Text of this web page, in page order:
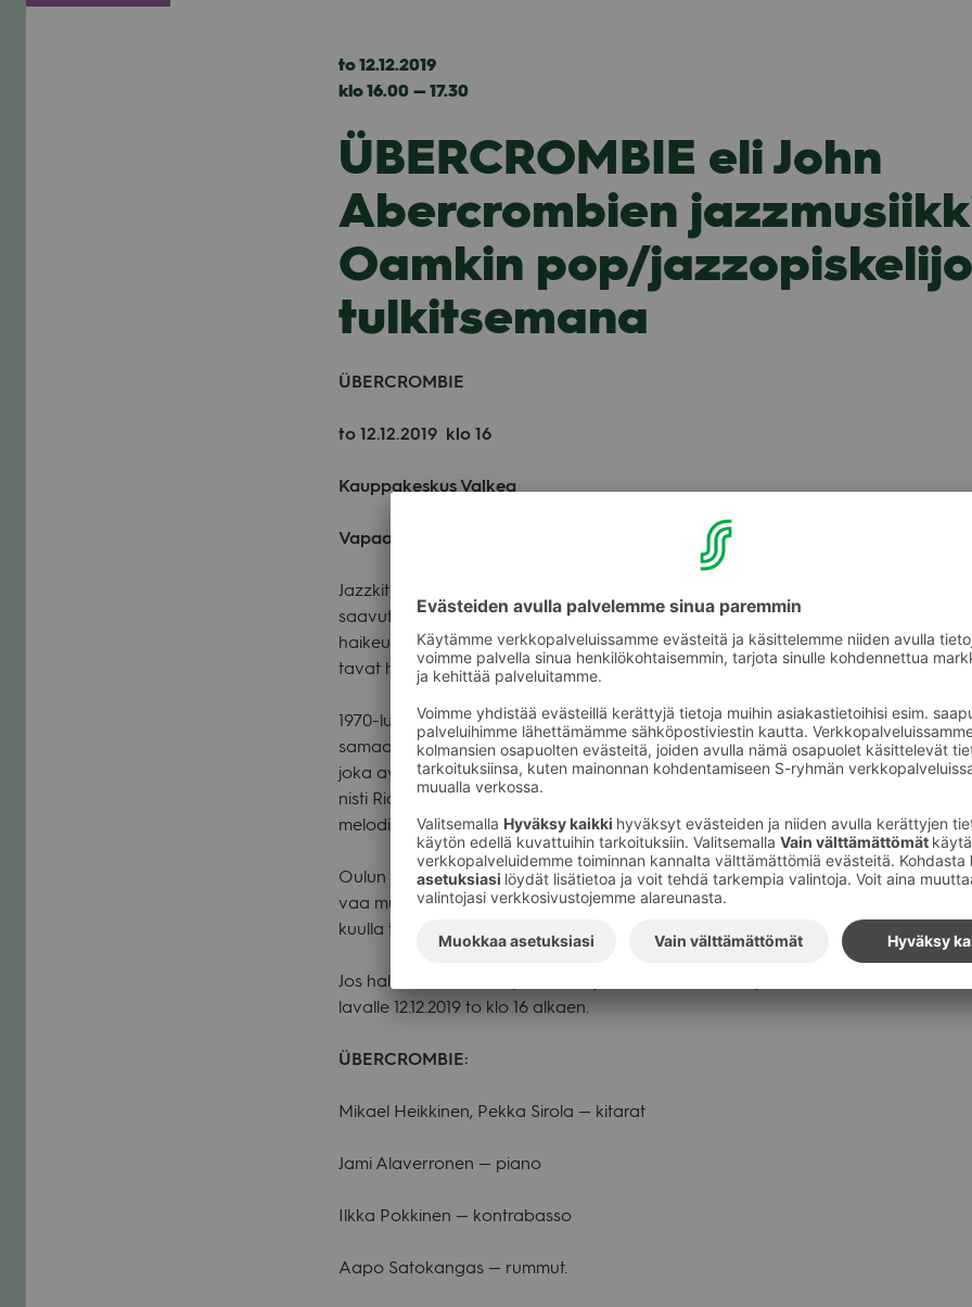
to 12.12.2019
klo 16.00 — 17.30
ÜBERCROMBIE eli John
Abercrombien
Oamkin pop/
tulkitsemana
ÜBERCROMBIE
to 12.12.2019 klo 16
Kaup­pa­kes­kus Val­kea
Vapaa pääsy
Jazz­ki­ta­risti John Aberc­rom­bie (1944–2017) oli niitä jazz­musii­kin
saa­vut­ta­neet suu­ren ylei­sön suo­siota. Muusi­kot tun­te­vat hänet parem­min, ja
hai­keu­den täyt­tä­mät sävel­lyk­set sekä äärim­mäi­sen lau­lul­li­nen lähes­ty­mis­tapa
ta­vat hänet sel­västi muista.
1970-luku oli pit­kälti fuusio­jazzin ja säh­kön vuo­si­kym­men, mutta Aberc­rom­bie
samaan aikaan muu­ta­mien mui­den ECM Record­sille levyt­tä­nei­den muusi­koi­den
joka avasi koko­naan uuden näkö­kul­man akus­ti­seen, moder­niin jazzil­mai­suun.
nisti Ric­hie Bei­rac­hin sävel­lys­ten har­mo­niat kuu­los­ta­vat edel­leen yhtä kir­peiltä
melo­diat yhtä väke­vän afo­ris­ti­silta ja solis­ti­nen mie­li­ku­vi­tus yhtä rik­kaalta.
Oulun Ammat­ti­kor­kea­kou­lun nuo­ret huip­pu­lah­jak­kuu­det ovat työs­tä­neet John
vaa mutta pal­kit­se­vaa ohjel­mis­toa koko syk­syn ajan ja Kaup­pa­kes­kus
kuulla työn tulok­sia tors­taina.
Jos haluat rikas­taa ilta­päi­vääsi ajat­to­man moder­nilla jazz­musii­killa, ter­ve­tu­loa
lavalle 12.12.2019 to klo 16 alkaen.
ÜBERCROMBIE:
Mikael Heik­ki­nen, Pekka Sirola — kita­rat
Jami Ala­ver­ro­nen — piano
Ilkka Pok­ki­nen — kont­ra­basso
Aapo Sato­kan­gas — rum­mut.